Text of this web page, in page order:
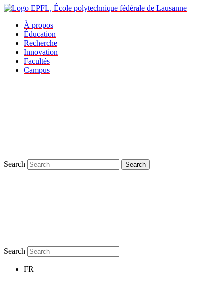
À propos
Éducation
Recherche
Innovation
Facultés
Campus
Search Search
Search
FR